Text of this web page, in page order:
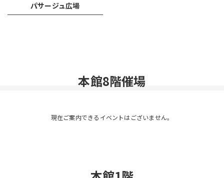
パサージュ広場
本館8階催場
現在ご案内できるイベントはございません。